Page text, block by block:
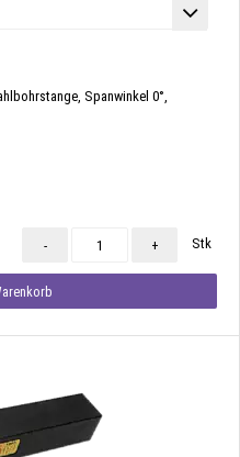
Spanwinkel 0°,
- + Stk